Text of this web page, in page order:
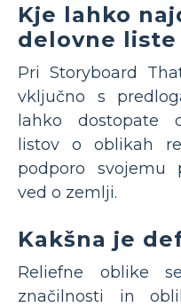
Kje lahko
delovne
Pri Storyboard
vključno s
lahko dostopate
listov o oblikah
podporo svojemu
ved o zemlji.
Kakšna je
Reliefne oblike
značilnosti in